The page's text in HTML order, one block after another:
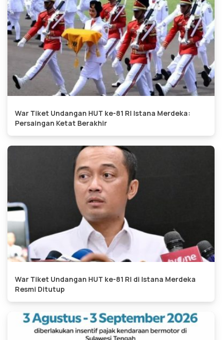
War Tiket Undangan HUT ke-81 RI Istana Merdeka:
Persaingan Ketat Berakhir
War Tiket Undangan HUT ke-81 RI di Istana Merdeka
Resmi Ditutup